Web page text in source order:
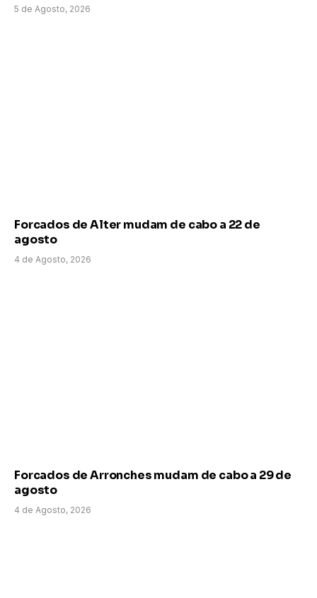
5 de Agosto, 2026
Forcados de Alter mudam de cabo a 22 de
agosto
4 de Agosto, 2026
Forcados de Arronches mudam de cabo a 29 de
agosto
4 de Agosto, 2026